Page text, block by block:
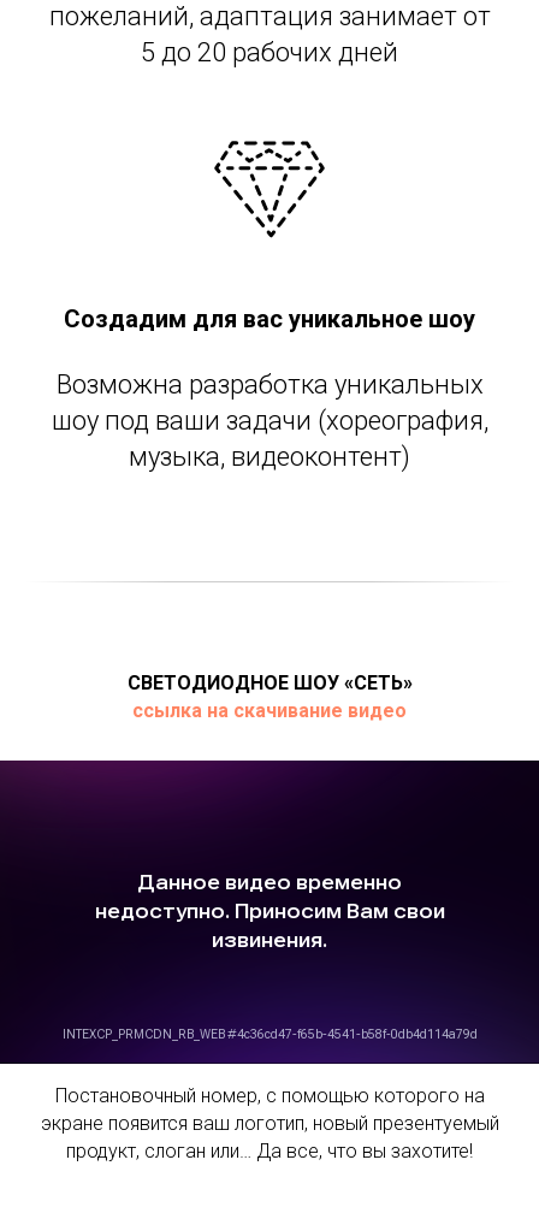
пожеланий, адаптация занимает от
5 до 20 рабочих дней
Создадим для вас уникальное шоу
Возможна разработка уникальных
шоу под ваши задачи (хореография,
музыка, видеоконтент)
СВЕТОДИОДНОЕ ШОУ «СЕТЬ»
ссылка на скачивание видео
Постановочный номер, с помощью которого на
экране появится ваш логотип, новый презентуемый
продукт, слоган или… Да все, что вы захотите!